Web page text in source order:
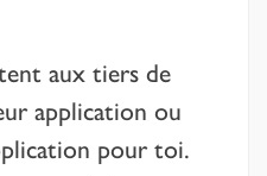
aux tiers de
application ou
pour toi.